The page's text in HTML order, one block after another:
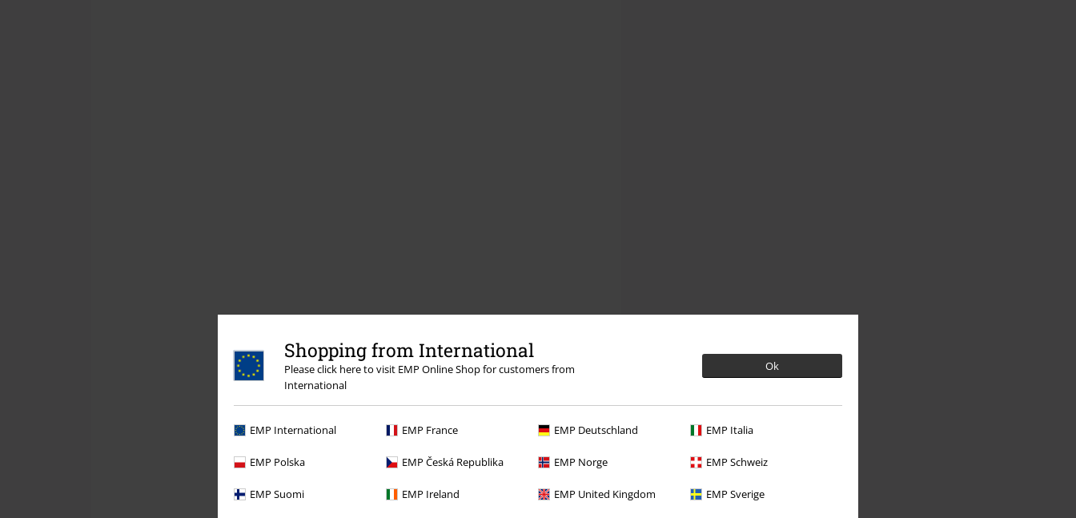
Shopping from International
Please click here to visit EMP Online Shop for customers from
International
Ok
EMP International EMP France EMP Deutschland EMP Italia
EMP Polska EMP Česká Republika EMP Norge EMP Schweiz
EMP Suomi EMP Ireland EMP United Kingdom EMP Sverige